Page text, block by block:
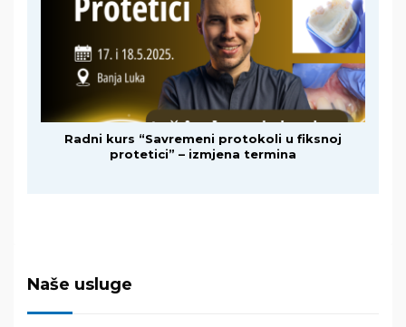
Radni kurs “Savremeni protokoli u fiksnoj
protetici” – izmjena termina
Naše usluge